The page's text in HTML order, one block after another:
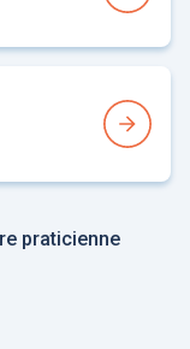
praticienne